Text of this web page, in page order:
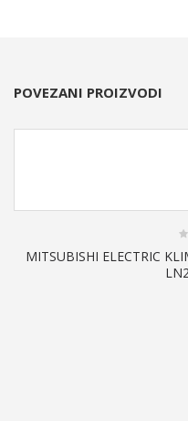
POVEZANI PROIZVODI
of
5
MITSUBISHI ELECTRIC